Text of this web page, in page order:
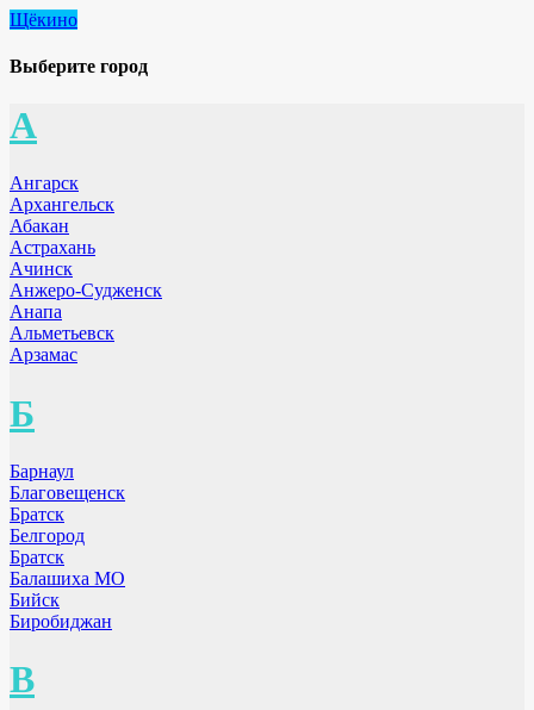
Щёкино
Выберите город
А
Ангарск
Архангельск
Абакан
Астрахань
Ачинск
Анжеро-Судженск
Анапа
Альметьевск
Арзамас
Б
Барнаул
Благовещенск
Братск
Белгород
Братск
Балашиха МО
Бийск
Биробиджан
В